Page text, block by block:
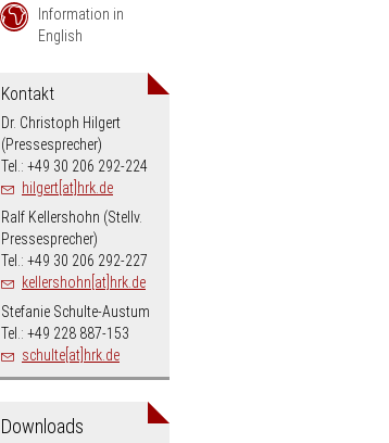
Information in
English
Kontakt
Dr. Christoph Hilgert
(Pressesprecher)
Tel.: +49 30 206 292-224
hilgert[at]hrk.de
Ralf Kellershohn (Stellv.
Pressesprecher)
Tel.: +49 30 206 292-227
kellershohn[at]hrk.de
Stefanie Schulte-Austum
Tel.: +49 228 887-153
schulte[at]hrk.de
Downloads